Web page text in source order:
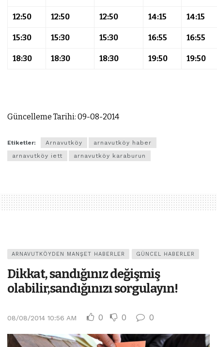
12:50 12:50 12:50 14:15 14:15
15:30 15:30 15:30 16:55 16:55
18:30 18:30 18:30 19:50 19:50
Güncelleme Tarihi: 09-08-2014
Etiketler: Arnavutköy
arnavutköy haber
arnavutköy iett
arnavutköy karaburun
ARNAVUTKÖYDEN MANŞET HABERLER GÜNCEL HABERLER
Dikkat, sandığınız değişmiş
olabilir,sandığınızı sorgulayın!
08/08/2014 10:56 AM 0 0 0